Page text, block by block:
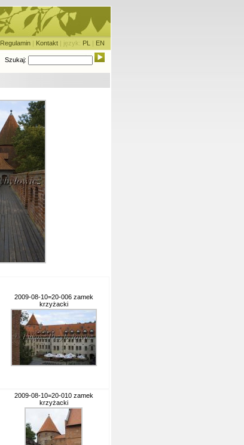
Regulamin | Kontakt | język: PL | EN
Szukaj:
2009-08-10=20-006 zamek
krzyżacki
2009-08-10=20-010 zamek
krzyżacki